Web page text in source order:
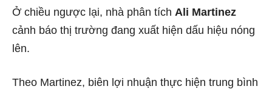
Ở chiều ngược lại, nhà phân tích Ali Martinez
cảnh báo thị trường đang xuất hiện dấu hiệu nóng
lên.
Theo Martinez, biên lợi nhuận thực hiện trung bình